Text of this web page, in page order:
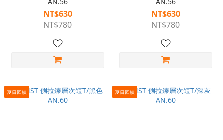
NT$630
NT$780
NT$630
NT$780
夏日回饋 夏日回饋